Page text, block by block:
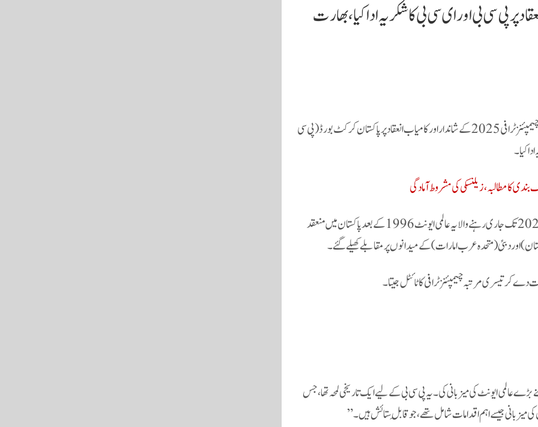
2025 کے کامیاب انعقاد پر پی سی بی اور ای سی بی کا شکریہ ادا کیا، بھارت
دبئی/لاہور: انٹرنیشنل کرکٹ کونسل (آئی سی سی) نے چیمپئنز ٹرافی 2025 کے شاندار اور کامیاب انعقاد پر پاکستان کرکٹ بورڈ (پی سی
کیا۔
کا مطالبہ، زیلنسکی کی مشروط آمادگی
آئی سی سی کی جانب سے جاری اعلامیے میں کہا گیا کہ 19 فروری سے 9 مارچ 2025 تک جاری رہنے والا یہ عالمی ایونٹ 1996 کے بعد پاکستان میں منعقد
اور دبئی (متحدہ عرب امارات) کے میدانوں پر مقابلے کھیلے گئے۔
کا شکریہ ادا کرتے ہیں، جس نے 1996 کے بعد اتنے بڑے عالمی ایونٹ کی میزبانی کی۔ یہ پی سی بی کے لیے ایک تاریخی لمحہ تھا، جس
میزبانی جیسے اہم اقدامات شامل تھے، جو قابلِ ستائش ہیں۔”